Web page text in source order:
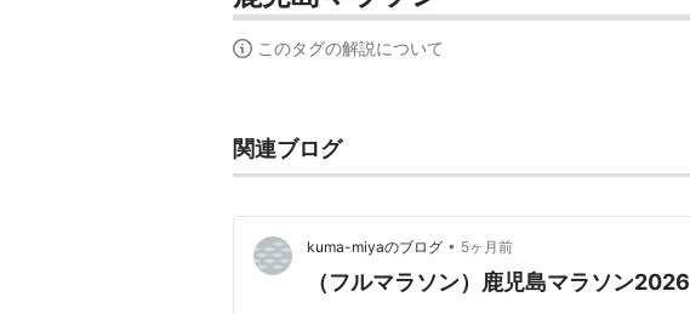
このタグの解説について
関連ブログ
kuma-miyaのブログ • 5ヶ月前
（フルマラソン）鹿児島マラソン2026